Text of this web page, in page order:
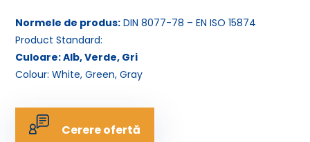
Normele de produs: DIN 8077-78 – EN ISO 15874
Product Standard:
Culoare: Alb, Verde, Gri
Colour: White, Green, Gray
Cerere ofertă